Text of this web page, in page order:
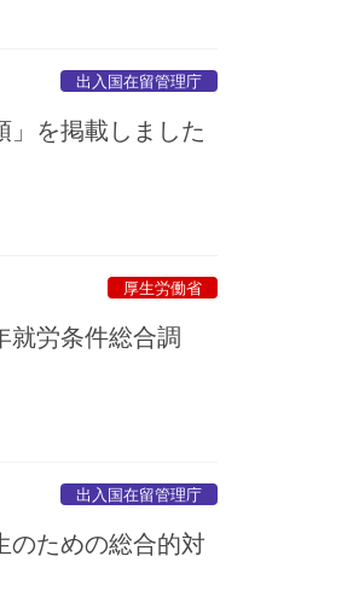
出入国在留管理庁
」を掲載しました
厚生労働省
就労条件総合調
出入国在留管理庁
のための総合的対